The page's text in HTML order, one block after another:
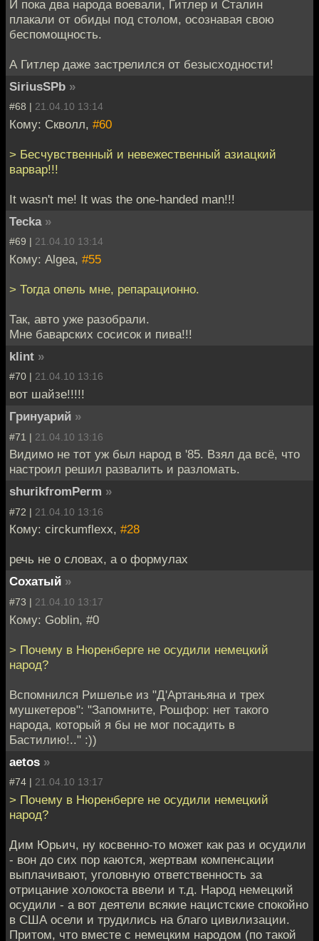
И пока два народа воевали, Гитлер и Сталин
плакали от обиды под столом, осознавая свою
беспомощность.
А Гитлер даже застрелился от безысходности!
SiriusSPb »
#68 | 21.04.10 13:14
Кому: Скволл, #60
> Бесчувственный и невежественный азиацкий
варвар!!!
It wasn't me! It was the one-handed man!!!
Tecka »
#69 | 21.04.10 13:14
Кому: Algea, #55
> Тогда опель мне, репарационно.
Так, авто уже разобрали.
Мне баварских сосисок и пива!!!
klint »
#70 | 21.04.10 13:16
вот шайзе!!!!!
Гринуарий »
#71 | 21.04.10 13:16
Видимо не тот уж был народ в '85. Взял да всё, что
настроил решил развалить и разломать.
shurikfromPerm »
#72 | 21.04.10 13:16
Кому: circkumflexx, #28
речь не о словах, а о формулах
Cохатый »
#73 | 21.04.10 13:17
Кому: Goblin, #0
> Почему в Нюренберге не осудили немецкий
народ?
Вспомнился Ришелье из "Д'Артаньяна и трех
мушкетеров": "Запомните, Рошфор: нет такого
народа, который я бы не мог посадить в
Бастилию!.." :))
aetos »
#74 | 21.04.10 13:17
> Почему в Нюренберге не осудили немецкий
народ?
Дим Юрьич, ну косвенно-то может как раз и осудили
- вон до сих пор каются, жертвам компенсации
выплачивают, уголовную ответственность за
отрицание холокоста ввели и т.д. Народ немецкий
осудили - а вот деятели всякие нацистские спокойно
в США осели и трудились на благо цивилизации.
Притом, что вместе с немецким народом (по такой